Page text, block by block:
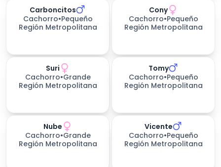
Carboncitos
Cachorro•Pequeño
Región Metropolitana
Cony
Cachorro•Pequeño
Región Metropolitana
Suri
Cachorro•Grande
Región Metropolitana
Tomy
Cachorro•Pequeño
Región Metropolitana
Nube
Cachorro•Grande
Región Metropolitana
Vicente
Cachorro•Pequeño
Región Metropolitana